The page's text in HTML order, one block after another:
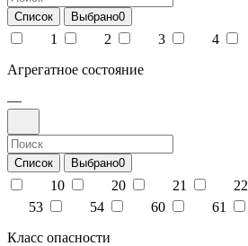
Список Выбрано0
1 2 3 4
Агрегатное состояние
—
Список Выбрано0
10 20 21 22
53
54 60 61
Класс опасности